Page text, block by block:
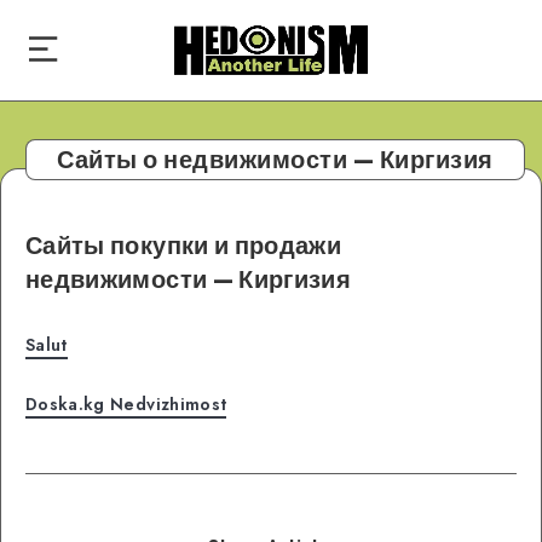
Сайты о недвижимости — Киргизия
Сайты покупки и продажи
недвижимости — Киргизия
Salut
Doska.kg Nedvizhimost